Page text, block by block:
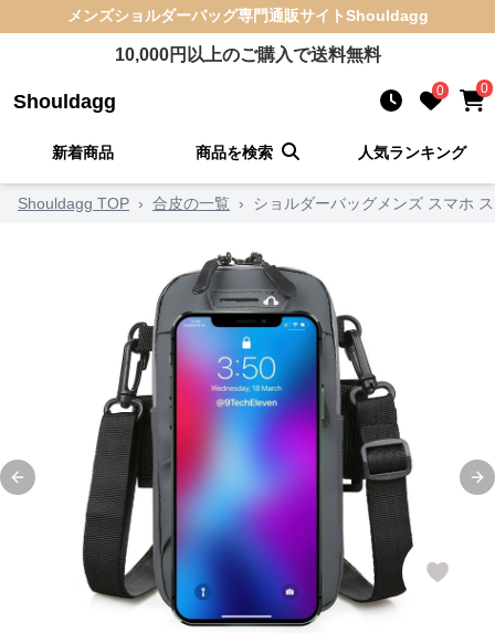
メンズショルダーバッグ専門通販サイトShouldagg
10,000円以上のご購入で送料無料
Shouldagg 0 0
新着商品 商品を検索 人気ランキング
Shouldagg TOP › 合皮の一覧 › ショルダーバッグメンズ スマホ
Previous slide